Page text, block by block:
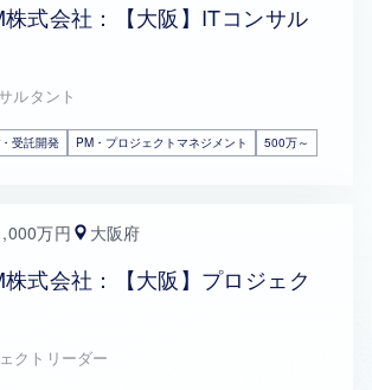
株式会社：【大阪】ITコンサル
ルタント
受託開発 PM・プロジェクトマネジメント 500万～
万円 大阪府
株式会社：【大阪】プロジェク
クトリーダー